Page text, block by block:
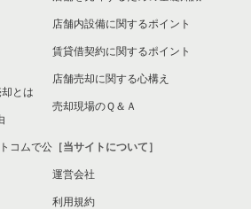
とは
コムで公
店舗内設備に関するポイント
賃貸借契約に関するポイント
店舗売却に関する心構え
売却現場のＱ＆Ａ
［当サイトについて］
運営会社
利用規約